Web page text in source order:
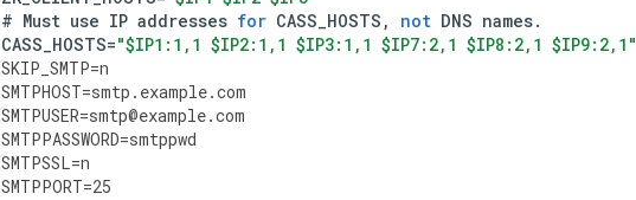
# Must use IP addresses for CASS_HOSTS , not DNS names.
CASS_HOSTS="$IP1:1,1 $IP2:1,1 $IP3:1,1 $IP7:2,1 $IP8:2,1 $IP9:2,1"
SKIP_SMTP=n
SMTPHOST=smtp . example.com
SMTPUSER=smtp@example.com
SMTPPASSWORD=smtppwd
SMTPSSL=n
SMTPPORT=25